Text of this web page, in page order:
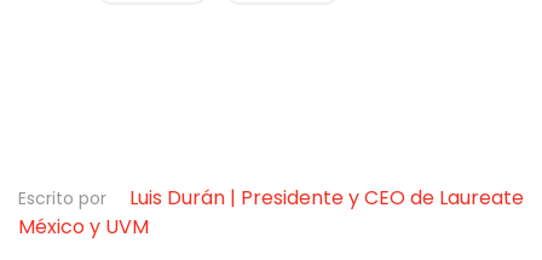
Escrito por
Luis Durán | Presidente y CEO de Laureate
México y UVM